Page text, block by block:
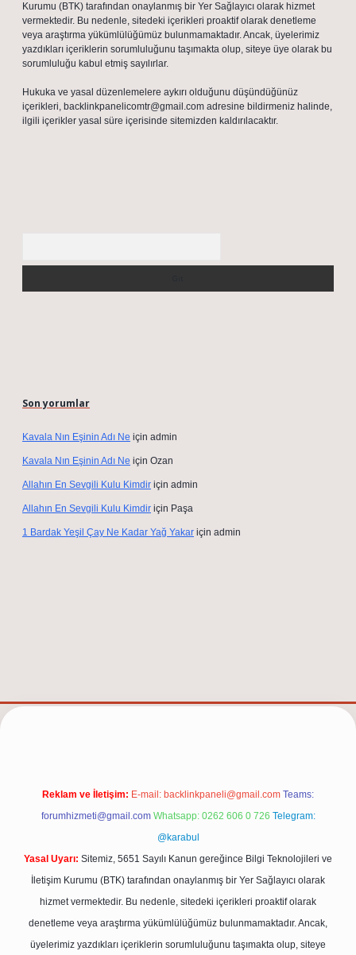
Kurumu (BTK) tarafından onaylanmış bir Yer Sağlayıcı olarak hizmet
vermektedir. Bu nedenle, sitedeki içerikleri proaktif olarak denetleme
veya araştırma yükümlülüğümüz bulunmamaktadır. Ancak, üyelerimiz
yazdıkları içeriklerin sorumluluğunu taşımakta olup, siteye üye olarak bu
sorumluluğu kabul etmiş sayılırlar.
Hukuka ve yasal düzenlemelere aykırı olduğunu düşündüğünüz
içerikleri, backlinkpanelicomtr@gmail.com adresine bildirmeniz halinde,
ilgili içerikler yasal süre içerisinde sitemizden kaldırılacaktır.
Son yorumlar
Kavala Nın Eşinin Adı Ne için admin
Kavala Nın Eşinin Adı Ne için Ozan
Allahın En Sevgili Kulu Kimdir için admin
Allahın En Sevgili Kulu Kimdir için Paşa
1 Bardak Yeşil Çay Ne Kadar Yağ Yakar için admin
Reklam ve İletişim: E-mail: backlinkpaneli@gmail.com Teams:
forumhizmeti@gmail.com Whatsapp: 0262 606 0 726 Telegram:
@karabul
Yasal Uyarı: Sitemiz, 5651 Sayılı Kanun gereğince Bilgi Teknolojileri ve
İletişim Kurumu (BTK) tarafından onaylanmış bir Yer Sağlayıcı olarak
hizmet vermektedir. Bu nedenle, sitedeki içerikleri proaktif olarak
denetleme veya araştırma yükümlülüğümüz bulunmamaktadır. Ancak,
üyelerimiz yazdıkları içeriklerin sorumluluğunu taşımakta olup, siteye